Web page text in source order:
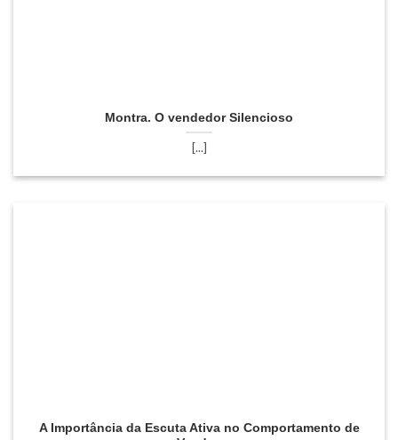
Montra. O vendedor Silencioso
[...]
A Importância da Escuta Ativa no Comportamento de